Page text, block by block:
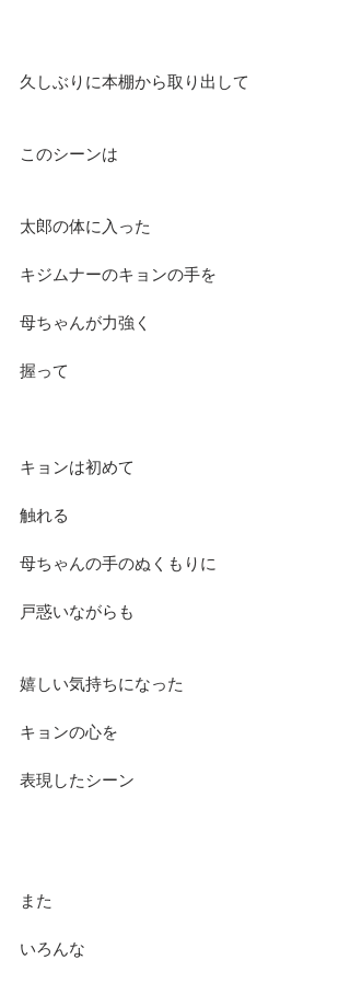
久しぶりに本棚から取り出して
このシーンは
太郎の体に入った
キジムナーのキョンの手を
母ちゃんが力強く
握って
キョンは初めて
触れる
母ちゃんの手のぬくもりに
戸惑いながらも
嬉しい気持ちになった
キョンの心を
表現したシーン
また
いろんな